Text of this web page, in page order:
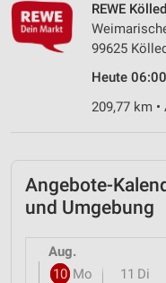
REWE
99625
Heute
209,77 km
Angebote-
und Umgebung
Aug.
10 Mo 11 Di